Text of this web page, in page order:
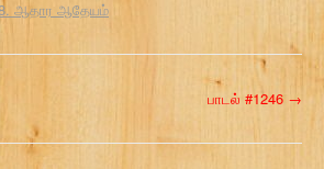
8. ஆதார ஆதேயம்
பாடல் #1246 →